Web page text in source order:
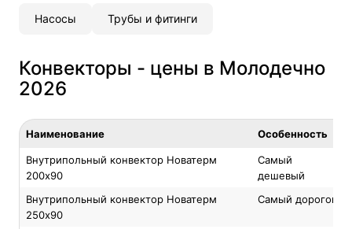
Насосы Трубы и фитинги
Конвекторы - цены в Молодечно
2026
Наименование Особенность
Внутрипольный конвектор Новатерм
200х90
Самый
дешевый
Внутрипольный конвектор Новатерм
250х90
Самый дорогой